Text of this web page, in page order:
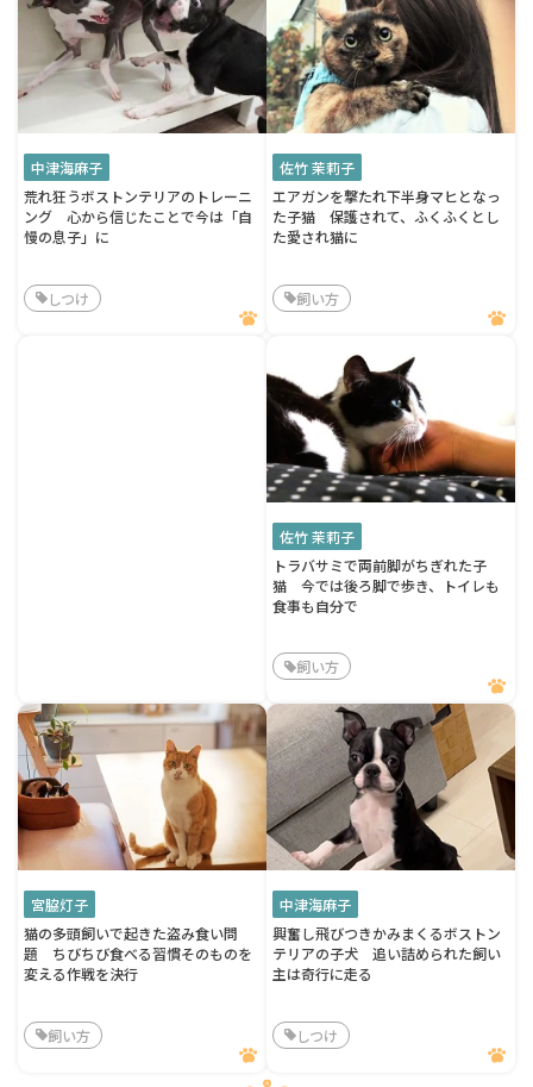
中津海麻子
荒れ狂うボストンテリアのトレーニ
ング 心から信じたことで今は「自
慢の息子」に
しつけ
佐竹 茉莉子
エアガンを撃たれ下半身マヒとなっ
た子猫 保護されて、ふくふくとし
た愛され猫に
飼い方
佐竹 茉莉子
トラバサミで両前脚がちぎれた子
猫 今では後ろ脚で歩き、トイレも
食事も自分で
飼い方
宮脇灯子
猫の多頭飼いで起きた盗み食い問
題 ちびちび食べる習慣そのものを
変える作戦を決行
飼い方
中津海麻子
興奮し飛びつきかみまくるボストン
テリアの子犬 追い詰められた飼い
主は奇行に走る
しつけ